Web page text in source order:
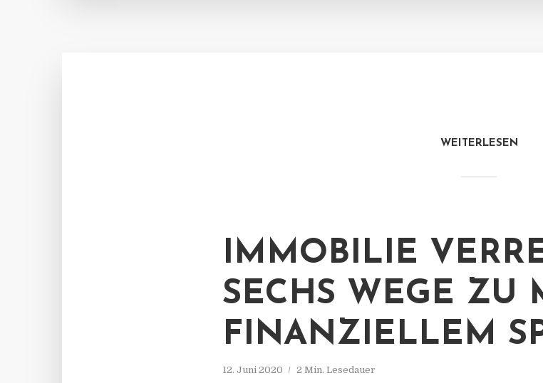
WEITERLESEN
IMMOBILIE
SECHS WEGE ZU
FINANZIELLEM
12. Juni 2020 2 Min. Lesedauer